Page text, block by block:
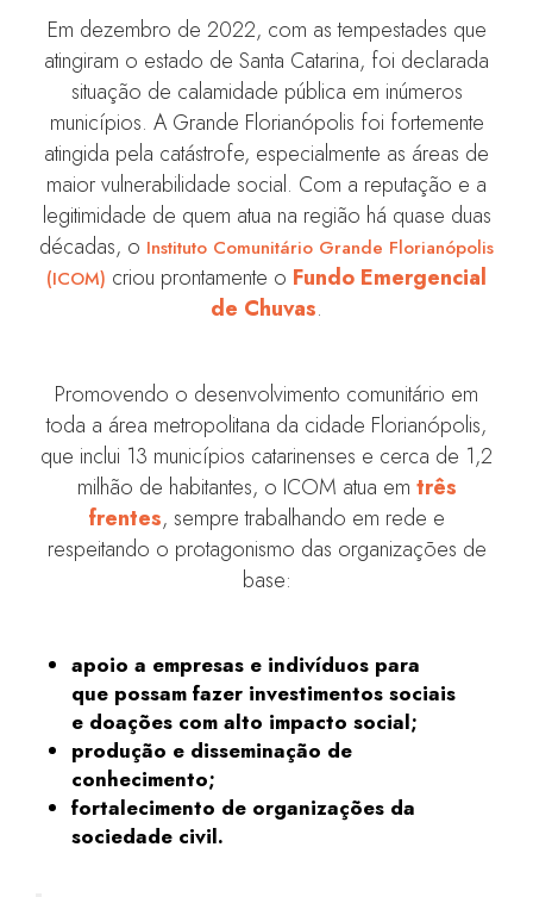
Em dezembro de 2022, com as tempestades que
atingiram o estado de Santa Catarina, foi declarada
situação de calamidade pública em inúmeros
municípios. A Grande Florianópolis foi fortemente
atingida pela catástrofe, especialmente as áreas de
maior vulnerabilidade social. Com a reputação e a
legitimidade de quem atua na região há quase duas
décadas, o Instituto Comunitário Grande Florianópolis
(ICOM) criou prontamente o Fundo Emergencial
de Chuvas.
Promovendo o desenvolvimento comunitário em
toda a área metropolitana da cidade Florianópolis,
que inclui 13 municípios catarinenses e cerca de 1,2
milhão de habitantes, o ICOM atua em três
frentes, sempre trabalhando em rede e
respeitando o protagonismo das organizações de
base:
apoio a empresas e indivíduos para
que possam fazer investimentos sociais
e doações com alto impacto social;
produção e disseminação de
conhecimento;
fortalecimento de organizações da
sociedade civil.